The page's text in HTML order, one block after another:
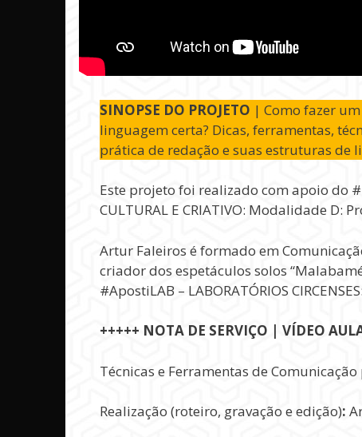
SINOPSE DO PROJETO | Como fazer
linguagem certa? Dicas, ferramentas,
prática de redação e suas estruturas de
Este projeto foi realizado com apoio do
CULTURAL E CRIATIVO: Modalidade D:
Artur Faleiros é formado em
criador dos espetáculos solos
#ApostiLAB – LABORATÓRIOS
+++++ NOTA DE SERVIÇO | VÍDEO
Técnicas e Ferramentas de
Realização (roteiro, gravação e edição):